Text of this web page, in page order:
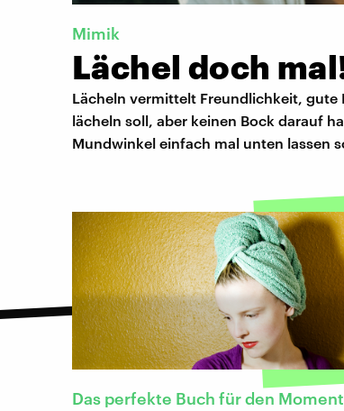
Mimik
Lächel doch
Lächeln vermittelt Freundlichkeit, gute
lächeln soll, aber keinen Bock darauf
Mundwinkel einfach mal unten lassen
Das perfekte Buch für den